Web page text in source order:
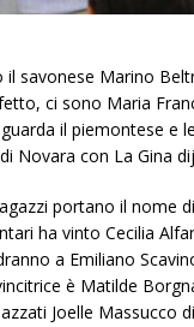
il savonese Marino
, ci sono Maria
il piemontese e
Novara con La Gina
portano il nome
ha vinto Cecilia
a Emiliano
è Matilde
Joelle Massucco